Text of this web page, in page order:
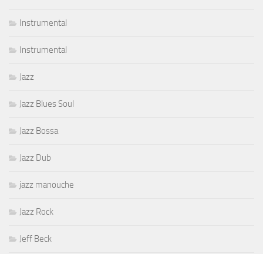
Instrumental
Instrumental
Jazz
Jazz Blues Soul
Jazz Bossa
Jazz Dub
jazz manouche
Jazz Rock
Jeff Beck